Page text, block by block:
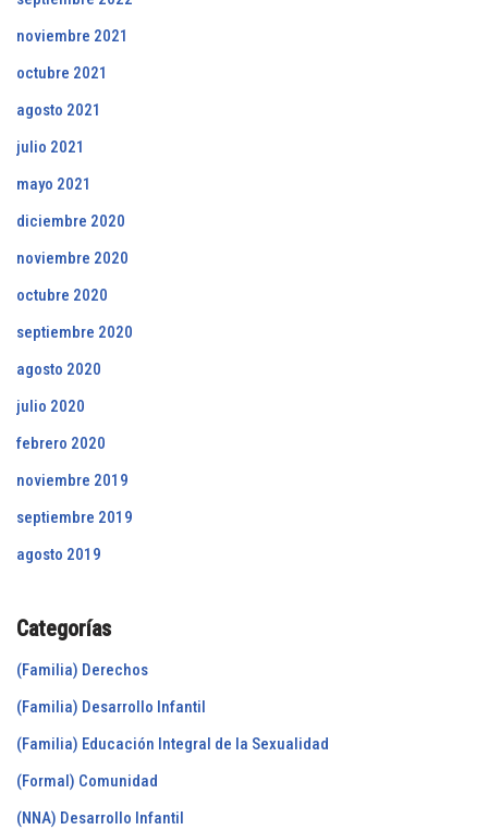
noviembre 2021
octubre 2021
agosto 2021
julio 2021
mayo 2021
diciembre 2020
noviembre 2020
octubre 2020
septiembre 2020
agosto 2020
julio 2020
febrero 2020
noviembre 2019
septiembre 2019
agosto 2019
Categorías
(Familia) Derechos
(Familia) Desarrollo Infantil
(Familia) Educación Integral de la Sexualidad
(Formal) Comunidad
(NNA) Desarrollo Infantil